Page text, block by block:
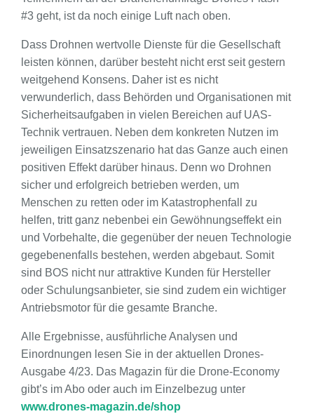
#3 geht, ist da noch einige Luft nach oben.
Dass Drohnen wertvolle Dienste für die Gesellschaft
leisten können, darüber besteht nicht erst seit gestern
weitgehend Konsens. Daher ist es nicht
verwunderlich, dass Behörden und Organisationen mit
Sicherheitsaufgaben in vielen Bereichen auf UAS-
Technik vertrauen. Neben dem konkreten Nutzen im
jeweiligen Einsatzszenario hat das Ganze auch einen
positiven Effekt darüber hinaus. Denn wo Drohnen
sicher und erfolgreich betrieben werden, um
Menschen zu retten oder im Katastrophenfall zu
helfen, tritt ganz nebenbei ein Gewöhnungseffekt ein
und Vorbehalte, die gegenüber der neuen Technologie
gegebenenfalls bestehen, werden abgebaut. Somit
sind BOS nicht nur attraktive Kunden für Hersteller
oder Schulungsanbieter, sie sind zudem ein wichtiger
Antriebsmotor für die gesamte Branche.
Alle Ergebnisse, ausführliche Analysen und
Einordnungen lesen Sie in der aktuellen Drones-
Ausgabe 4/23. Das Magazin für die Drone-Economy
gibt’s im Abo oder auch im Einzelbezug unter
www.drones-magazin.de/shop